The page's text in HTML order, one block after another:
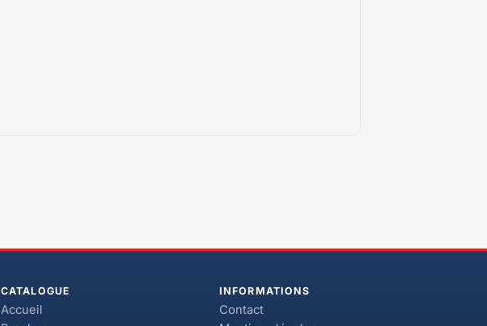
CATALOGUE
Accueil
INFORMATIONS
Contact